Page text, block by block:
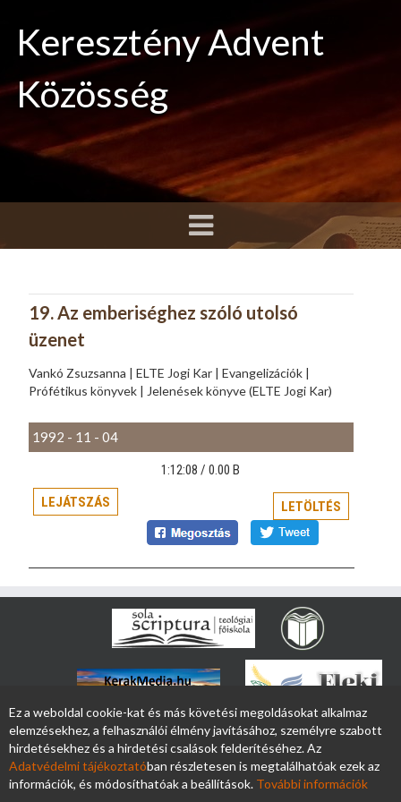
Keresztény Advent
Közösség
19. Az emberiséghez szóló utolsó
üzenet
Vankó Zsuzsanna | ELTE Jogi Kar | Evangelizációk |
Prófétikus könyvek | Jelenések könyve (ELTE Jogi Kar)
1992 - 11 - 04
1:12:08 / 0.00 B
LEJÁTSZÁS
LETÖLTÉS
Ez a weboldal cookie-kat és más követési megoldásokat alkalmaz
elemzésekhez, a felhasználói élmény javításához, személyre szabott
hirdetésekhez és a hirdetési csalások felderítéséhez. Az
Adatvédelmi tájékoztatóban részletesen is megtalálhatóak ezek az
információk, és módosíthatóak a beállítások. További információk